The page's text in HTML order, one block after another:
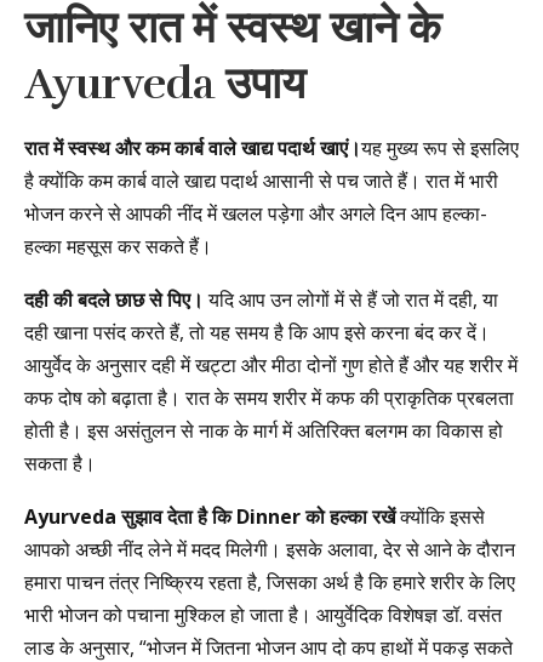
जानिए रात में स्वस्थ खाने के
Ayurvedaउपाय
रात में स्वस्थ और कम कार्ब वाले खाद्य पदार्थ खाएं।यह मुख्य रूप से इसलिए
है क्योंकि कम कार्ब वाले खाद्य पदार्थ आसानी से पच जाते हैं। रात में भारी
भोजन करने से आपकी नींद में खलल पड़ेगा और अगले दिन आप हल्का-
हल्का महसूस कर सकते हैं।
दही की बदले छाछ से पिए। यदि आप उन लोगों में से हैं जो रात में दही, या
दही खाना पसंद करते हैं, तो यह समय है कि आप इसे करना बंद कर दें।
आयुर्वेद के अनुसार दही में खट्टा और मीठा दोनों गुण होते हैं और यह शरीर में
कफ दोष को बढ़ाता है। रात के समय शरीर में कफ की प्राकृतिक प्रबलता
होती है। इस असंतुलन से नाक के मार्ग में अतिरिक्त बलगम का विकास हो
सकता है।
Ayurvedaसुझाव देता है किDinnerको हल्का रखेंक्योंकि इससे
आपको अच्छी नींद लेने में मदद मिलेगी। इसके अलावा, देर से आने के दौरान
हमारा पाचन तंत्र निष्क्रिय रहता है, जिसका अर्थ है कि हमारे शरीर के लिए
भारी भोजन को पचाना मुश्किल हो जाता है। आयुर्वेदिक विशेषज्ञ डॉ. वसंत
लाड के अनुसार, “भोजन में जितना भोजन आप दो कप हाथों में पकड़ सकते